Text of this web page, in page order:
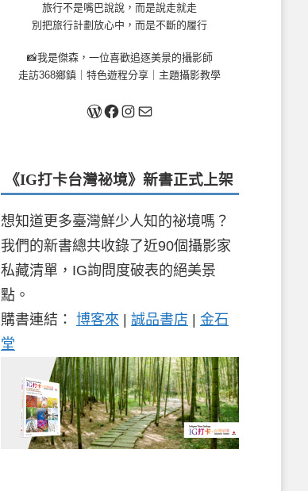
旅行不是嘴巴說說，而是說走就走
別把旅行計劃放心中，而是不斷的履行
📸我是傑森，一位喜歡追逐美景的攝影師
走訪368鄉鎮｜特色遊程分享｜主題攝影教學
關於我 Facebook
Instagram
《IG打卡台灣祕境》新書正式上架
想知道更多臺灣鮮少人知的祕境嗎？
我們的新書總共收錄了近90個攝影家
私藏清單，IG詢問度破表的絕美景
點。
購書連結： 博客來 | 誠品書店 | 金石
堂